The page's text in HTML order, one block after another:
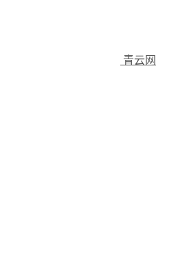
青云网